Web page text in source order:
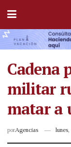
Cadena
militar
matar a
porAgencias